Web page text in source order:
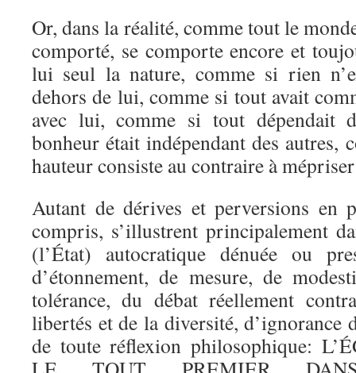
Or, dans la réalité, comme tout le
comporté, se comporte encore et
lui seul la nature, comme si rien
dehors de lui, comme si tout avait
avec lui, comme si tout dépendait
bonheur était indépendant des autres,
hauteur consiste au contraire à
Autant de dérives et perversions en
compris, s’illustrent principalement
(l’État) autocratique dénuée ou
d’étonnement, de mesure, de
tolérance, du débat réellement
libertés et de la diversité, d’ignorance
de toute réflexion philosophique: